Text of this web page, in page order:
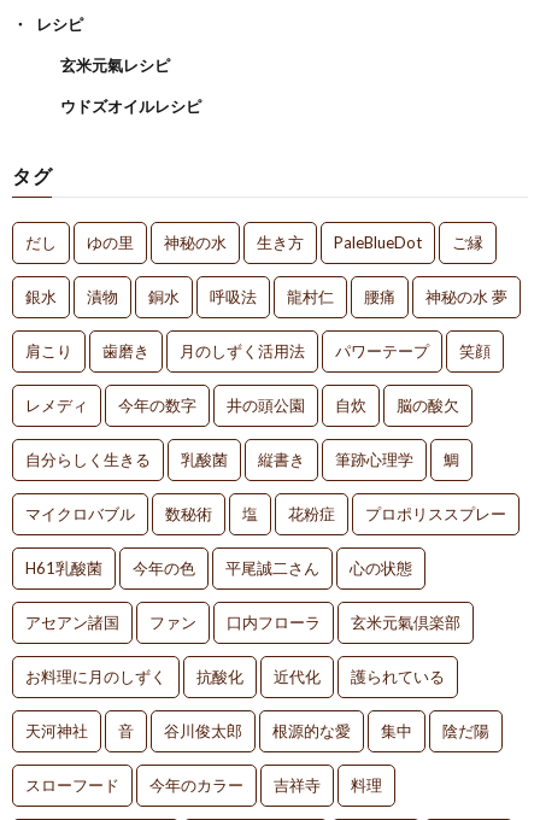
レシピ
玄米元氣レシピ
ウドズオイルレシピ
タグ
だし ゆの里 神秘の水 生き方 PaleBlueDot ご縁
銀水 漬物 銅水 呼吸法 龍村仁 腰痛 神秘の水 夢
肩こり 歯磨き 月のしずく活用法 パワーテープ 笑顔
レメディ 今年の数字 井の頭公園 自炊 脳の酸欠
自分らしく生きる 乳酸菌 縦書き 筆跡心理学 鯛
マイクロバブル 数秘術 塩 花粉症 プロポリススプレー
H61乳酸菌 今年の色 平尾誠二さん 心の状態
アセアン諸国 ファン 口内フローラ 玄米元氣倶楽部
お料理に月のしずく 抗酸化 近代化 護られている
天河神社 音 谷川俊太郎 根源的な愛 集中 陰だ陽
スローフード 今年のカラー 吉祥寺 料理